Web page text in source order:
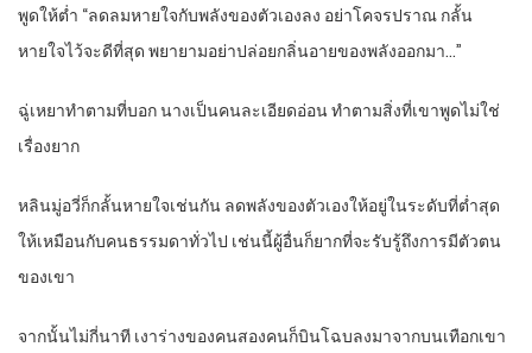
พูดให้ต่ำ “ลดลมหายใจกับพลังของตัวเองลง อย่าโคจรปราณ กลั้น
หายใจไว้จะดีที่สุด พยายามอย่าปล่อยกลิ่นอายของพลังออกมา…”
ฉู่เหยาทำตามที่บอก นางเป็นคนละเอียดอ่อน ทำตามสิ่งที่เขาพูดไม่ใช่
เรื่องยาก
หลินมู่อวี่ก็กลั้นหายใจเช่นกัน ลดพลังของตัวเองให้อยู่ในระดับที่ต่ำสุด
ให้เหมือนกับคนธรรมดาทั่วไป เช่นนี้ผู้อื่นก็ยากที่จะรับรู้ถึงการมีตัวตน
ของเขา
จากนั้นไม่กี่นาที เงาร่างของคนสองคนก็บินโฉบลงมาจากบนเทือกเขา